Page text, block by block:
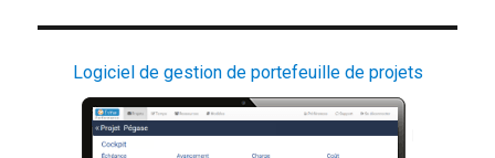
Logiciel de gestion de portefeuille de projets